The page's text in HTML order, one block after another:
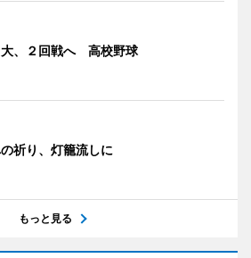
、２回戦へ 高校野球
祈り、灯籠流しに
もっと見る